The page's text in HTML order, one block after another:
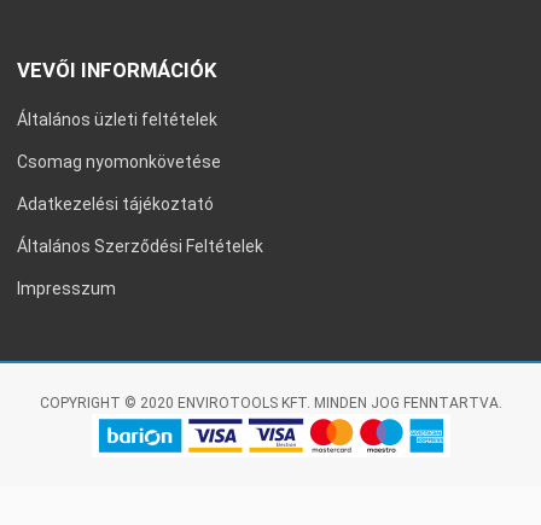
VEVŐI INFORMÁCIÓK
Általános üzleti feltételek
Csomag nyomonkövetése
Adatkezelési tájékoztató
Általános Szerződési Feltételek
Impresszum
COPYRIGHT © 2020 ENVIROTOOLS KFT. MINDEN JOG FENNTARTVA.